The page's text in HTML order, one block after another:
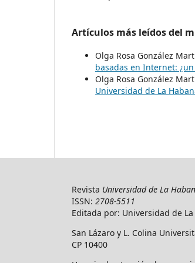
Artículos más leídos del
Olga Rosa González
basadas en Internet:
Olga Rosa González
Universidad de La
Revista Universidad de La
ISSN: 2708-5511
Editada por: Universidad de La
San Lázaro y L. Colina
CP 10400